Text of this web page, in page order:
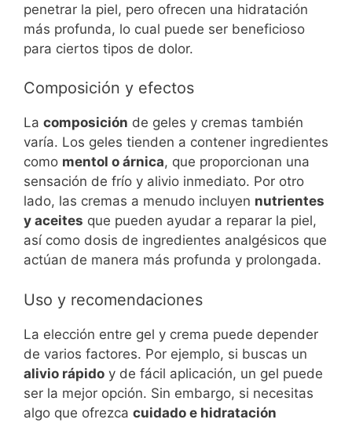
penetrar la piel, pero ofrecen una hidratación
más profunda, lo cual puede ser beneficioso
para ciertos tipos de dolor.
Composición y efectos
La composición de geles y cremas también
varía. Los geles tienden a contener ingredientes
como mentol o árnica, que proporcionan una
sensación de frío y alivio inmediato. Por otro
lado, las cremas a menudo incluyen nutrientes
y aceites que pueden ayudar a reparar la piel,
así como dosis de ingredientes analgésicos que
actúan de manera más profunda y prolongada.
Uso y recomendaciones
La elección entre gel y crema puede depender
de varios factores. Por ejemplo, si buscas un
alivio rápido y de fácil aplicación, un gel puede
ser la mejor opción. Sin embargo, si necesitas
algo que ofrezca cuidado e hidratación